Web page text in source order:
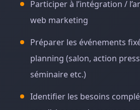
Participer à l’intégration /
web marketing
Préparer les événements
planning (salon, action
séminaire etc.)
Identifier les besoins